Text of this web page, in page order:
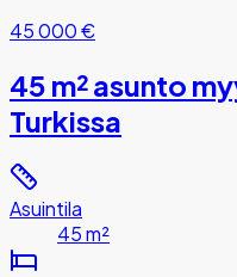
45 000 €
45 m² asunto
Turkissa
Asuintila
45 m²